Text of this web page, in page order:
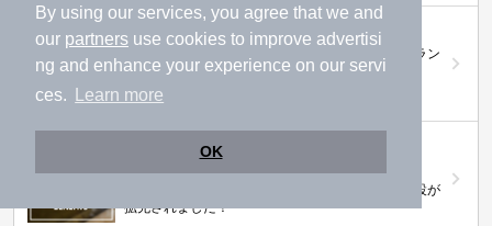
By using our services, you agree that we and
our partners use cookies to improve advertisi
ng and enhance your experience on our servi
ces.
Learn more
OK
ニフティ温泉 おふろパス
温浴施設をお得に楽しめるサブスクリプションプラン
【ニフティライフスタイル株主優待のご案
株主優待制度で人気の温浴施設に行こう！対象施設が
拡充されました！